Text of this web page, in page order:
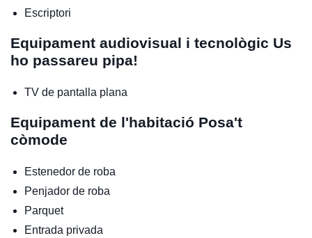
Escriptori
Equipament audiovisual i tecnològic Us
ho passareu pipa!
TV de pantalla plana
Equipament de l'habitació Posa't
còmode
Estenedor de roba
Penjador de roba
Parquet
Entrada privada